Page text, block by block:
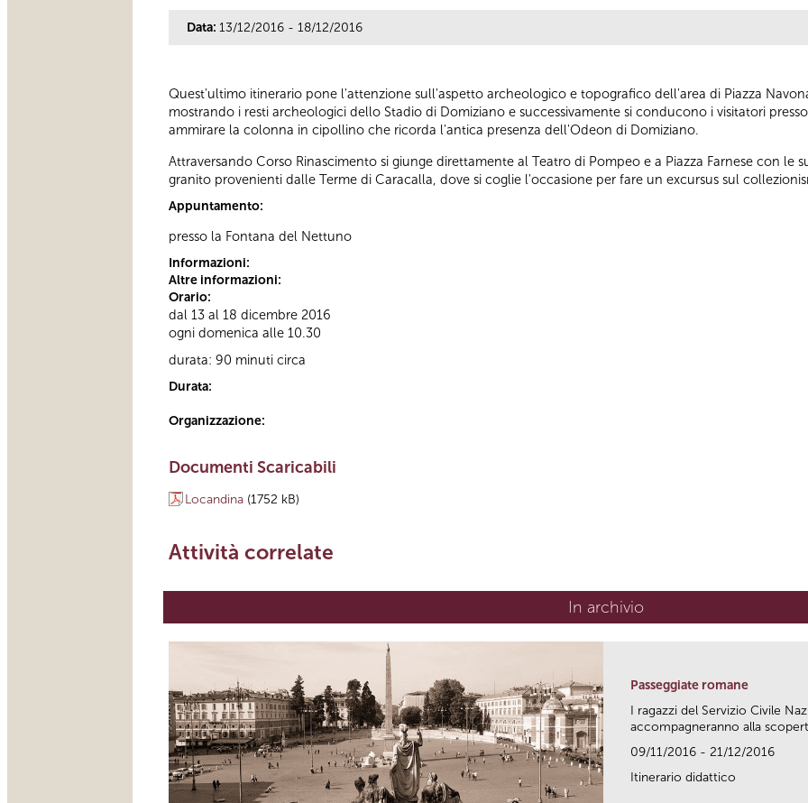
Data: 13/12/2016 - 18/12/2016
Quest'ultimo itinerario pone l'attenzione sull'aspetto archeologico e topografico dell'area di Piazza
mostrando i resti archeologici dello Stadio di Domiziano e successivamente si conducono i visitatori
ammirare la colonna in cipollino che ricorda l'antica presenza dell'Odeon di Domiziano.
Attraversando Corso Rinascimento si giunge direttamente al Teatro di Pompeo e a Piazza Farnese con le
granito provenienti dalle Terme di Caracalla, dove si coglie l'occasione per fare un excursus sul
Appuntamento:
presso la Fontana del Nettuno
Informazioni:
Altre informazioni:
Orario:
dal 13 al 18 dicembre 2016
ogni domenica alle 10.30
durata: 90 minuti circa
Durata:
Organizzazione:
Documenti Scaricabili
Locandina (1752 kB)
Attività correlate
In archivio
Passeggiate romane
I ragazzi del Servizio Civile
accompagneranno alla
09/11/2016 - 21/12/2016
Itinerario didattico